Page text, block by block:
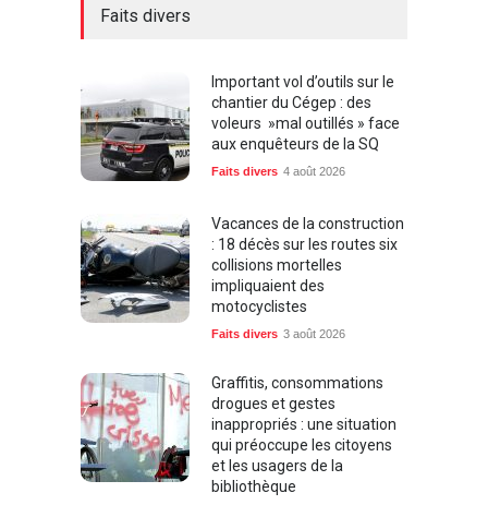
Faits divers
Important vol d’outils sur le
chantier du Cégep : des
voleurs »mal outillés » face
aux enquêteurs de la SQ
Faits divers 4 août 2026
Vacances de la construction
: 18 décès sur les routes six
collisions mortelles
impliquaient des
motocyclistes
Faits divers 3 août 2026
Graffitis, consommations
drogues et gestes
inappropriés : une situation
qui préoccupe les citoyens
et les usagers de la
bibliothèque